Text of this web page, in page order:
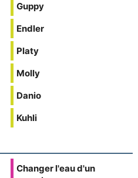
Guppy
Endler
Platy
Molly
Danio
Kuhli
Changer l'eau d'un